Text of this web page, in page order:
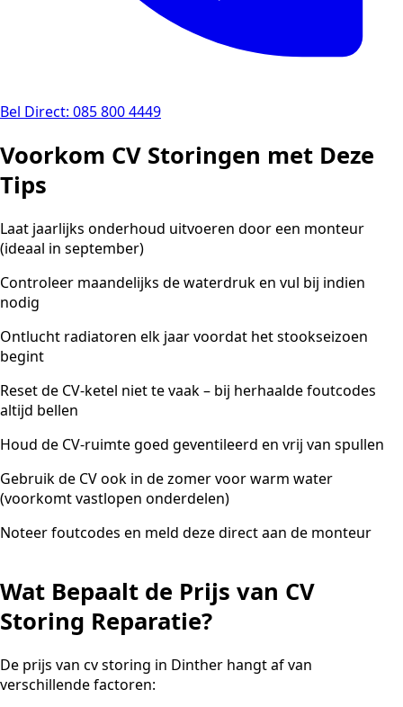
Bel Direct: 085 800 4449
Voorkom CV Storingen met Deze
Tips
Laat jaarlijks onderhoud uitvoeren door een monteur
(ideaal in september)
Controleer maandelijks de waterdruk en vul bij indien
nodig
Ontlucht radiatoren elk jaar voordat het stookseizoen
begint
Reset de CV-ketel niet te vaak – bij herhaalde foutcodes
altijd bellen
Houd de CV-ruimte goed geventileerd en vrij van spullen
Gebruik de CV ook in de zomer voor warm water
(voorkomt vastlopen onderdelen)
Noteer foutcodes en meld deze direct aan de monteur
Wat Bepaalt de Prijs van CV
Storing Reparatie?
De prijs van cv storing in Dinther hangt af van
verschillende factoren: